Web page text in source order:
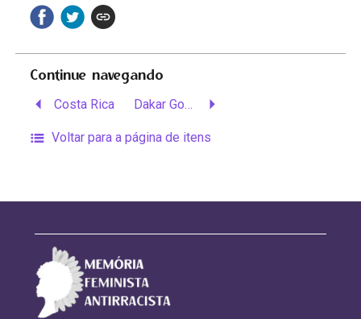
Continue navegando
Costa Rica Dakar Gorée
Voltar para a página de itens